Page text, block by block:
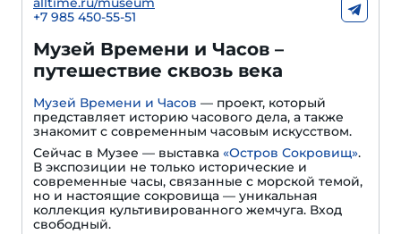
+7 985 450-55-51
Музей Времени и Часов –
путешествие сквозь века
Музей Времени и Часов — проект, который
представляет историю часового дела, а также
знакомит с современным часовым искусством.
Сейчас в Музее — выставка «Остров Сокровищ».
В экспозиции не только исторические и
современные часы, связанные с морской темой,
но и настоящие сокровища — уникальная
коллекция культивированного жемчуга. Вход
свободный.